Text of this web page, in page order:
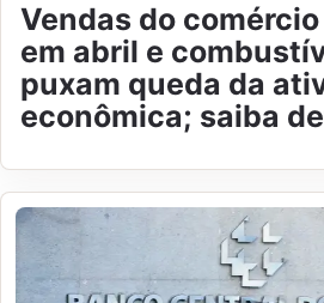
Vendas do
em abril e
puxam queda da
econômica; saiba